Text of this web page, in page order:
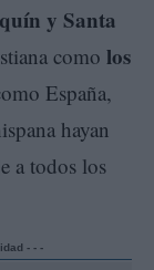
y Santa
como los
España,
hayan
a todos los
- - -